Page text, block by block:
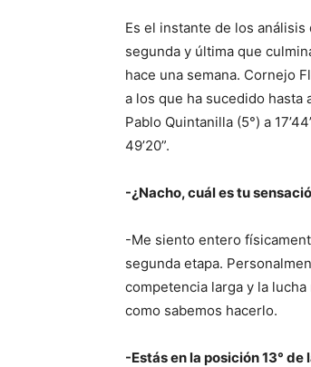
Es el instante de los
segunda y última que
hace una semana. Cornejo
a los que ha sucedido hasta
Pablo Quintanilla (5°) a
49’20”.
-¿Nacho, cuál es tu
-Me siento entero
segunda etapa.
competencia larga y la
como sabemos hacerlo.
-Estás en la posición 13°